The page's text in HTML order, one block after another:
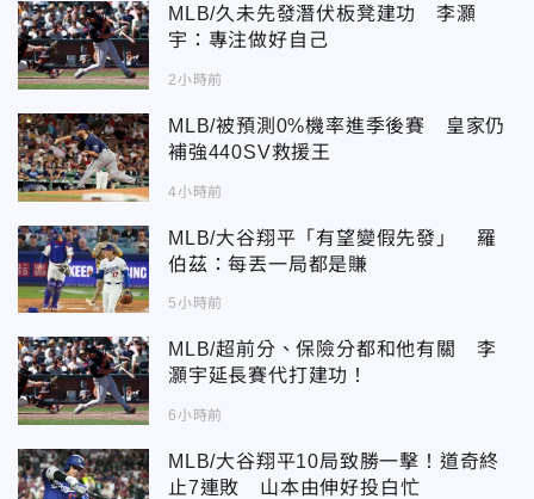
MLB/久未先發潛伏板凳建功 李灝
宇：專注做好自己
2小時前
MLB/被預測0%機率進季後賽 皇家仍
補強440SV救援王
4小時前
MLB/大谷翔平「有望變假先發」 羅
伯茲：每丟一局都是賺
5小時前
MLB/超前分、保險分都和他有關 李
灝宇延長賽代打建功！
6小時前
MLB/大谷翔平10局致勝一擊！道奇終
止7連敗 山本由伸好投白忙